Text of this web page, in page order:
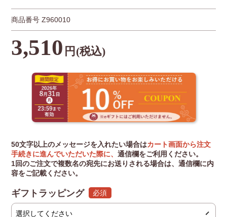
商品番号 Z960010
3,510円 (税込)
50文字以上のメッセージを入れたい場合はカート画面から注文
手続きに進んでいただいた際に、通信欄をご利用ください。
1回のご注文で複数名の宛先にお送りされる場合は、通信欄に内
容をご記載ください。
ギフトラッピング
(必須)